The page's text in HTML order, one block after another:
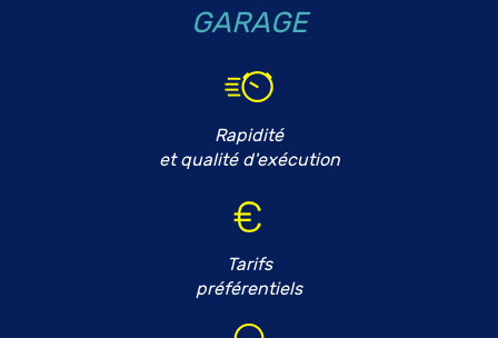
GARAGE
Rapidité
et qualité d'exécution
Tarifs
préférentiels